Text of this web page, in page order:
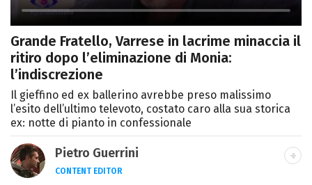
Grande Fratello, Varrese in lacrime minaccia il
ritiro dopo l’eliminazione di Monia:
l’indiscrezione
Il gieffino ed ex ballerino avrebbe preso malissimo
l’esito dell’ultimo televoto, costato caro alla sua storica
ex: notte di pianto in confessionale
Pietro Guerrini
CONTENT EDITOR